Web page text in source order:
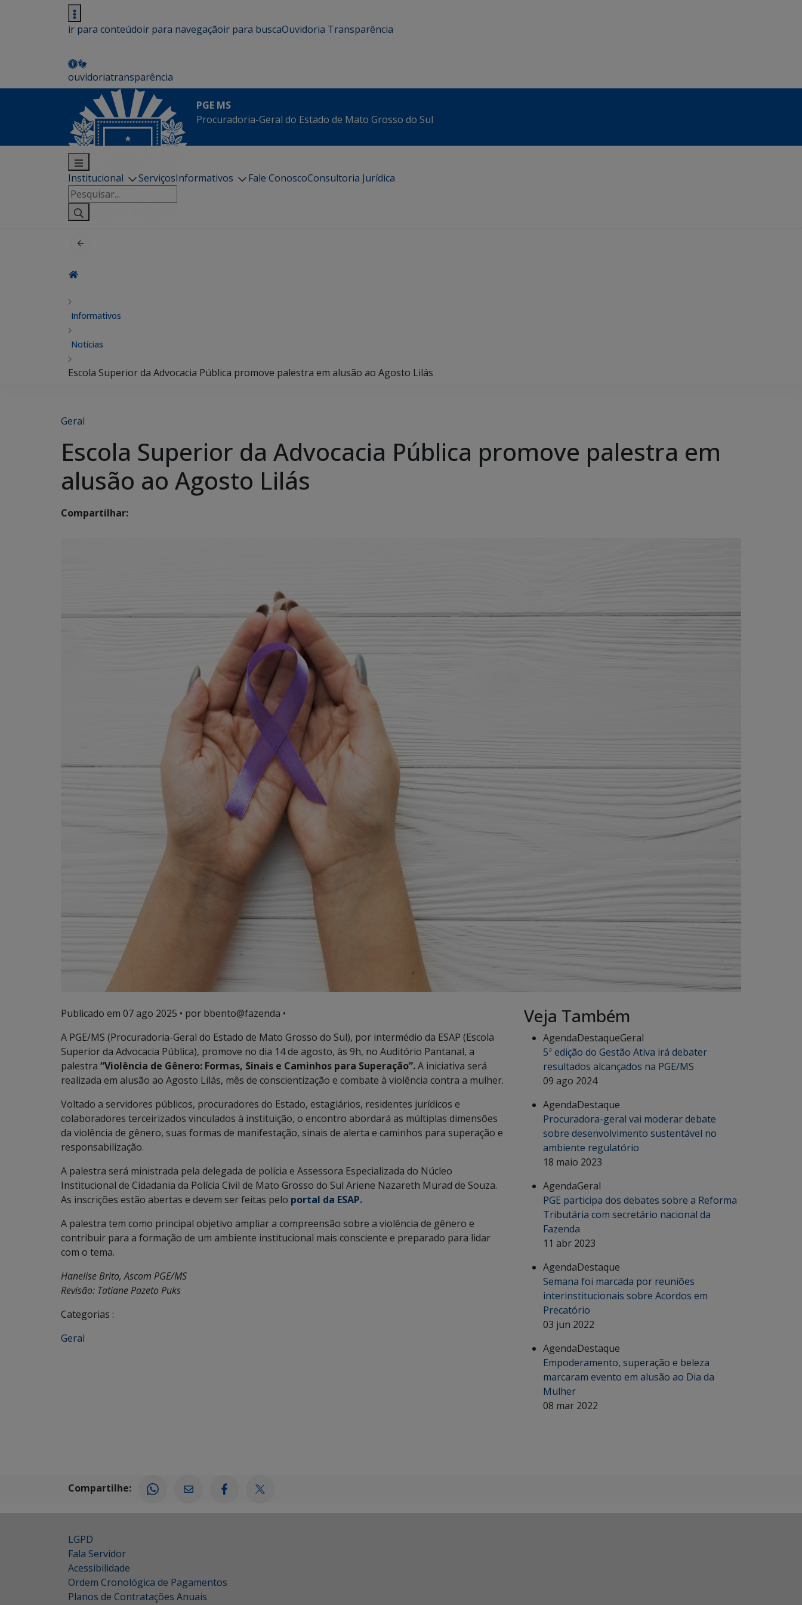
ir para conteúdoir para navegaçãoir para buscaOuvidoria Transparência
ouvidoriatransparência
PGE MS
Procuradoria-Geral do Estado de Mato Grosso do Sul
Institucional ServiçosInformativos Fale ConoscoConsultoria Jurídica
Pesquisar
por:
Informativos
Notícias
Escola Superior da Advocacia Pública promove palestra em alusão ao Agosto Lilás
Geral
Escola Superior da Advocacia Pública promove palestra em
alusão ao Agosto Lilás
Compartilhar:
Publicado em 07 ago 2025 • por bbento@fazenda •
A PGE/MS (Procuradoria-Geral do Estado de Mato Grosso do Sul), por intermédio da ESAP (Escola
Superior da Advocacia Pública), promove no dia 14 de agosto, às 9h, no Auditório Pantanal, a
palestra “Violência de Gênero: Formas, Sinais e Caminhos para Superação”.A iniciativa será
realizada em alusão ao Agosto Lilás, mês de conscientização e combate à violência contra a mulher.
Voltado a servidores públicos, procuradores do Estado, estagiários, residentes jurídicos e
colaboradores terceirizados vinculados à instituição, o encontro abordará as múltiplas dimensões
da violência de gênero, suas formas de manifestação, sinais de alerta e caminhos para superação e
responsabilização.
A palestra será ministrada pela delegada de polícia e Assessora Especializada do Núcleo
Institucional de Cidadania da Polícia Civil de Mato Grosso do Sul Ariene Nazareth Murad de Souza.
As inscrições estão abertas e devem ser feitas pelo portal da ESAP.
A palestra tem como principal objetivo ampliar a compreensão sobre a violência de gênero e
contribuir para a formação de um ambiente institucional mais consciente e preparado para lidar
com o tema.
Hanelise Brito, Ascom PGE/MS
Revisão: Tatiane Pazeto Puks
Categorias :
Geral
Veja Também
AgendaDestaqueGeral
5ª edição do Gestão Ativa irá debater
resultados alcançados na PGE/MS
09 ago 2024
AgendaDestaque
Procuradora-geral vai moderar debate
sobre desenvolvimento sustentável no
ambiente regulatório
18 maio 2023
AgendaGeral
PGE participa dos debates sobre a Reforma
Tributária com secretário nacional da
Fazenda
11 abr 2023
AgendaDestaque
Semana foi marcada por reuniões
interinstitucionais sobre Acordos em
Precatório
03 jun 2022
AgendaDestaque
Empoderamento, superação e beleza
marcaram evento em alusão ao Dia da
Mulher
08 mar 2022
Compartilhe:
LGPD
Fala Servidor
Acessibilidade
Ordem Cronológica de Pagamentos
Planos de Contratações Anuais